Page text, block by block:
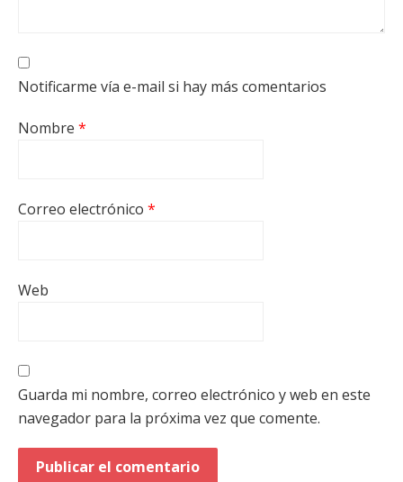
Notificarme vía e-mail si hay más comentarios
Nombre *
Correo electrónico *
Web
Guarda mi nombre, correo electrónico y web en este
navegador para la próxima vez que comente.